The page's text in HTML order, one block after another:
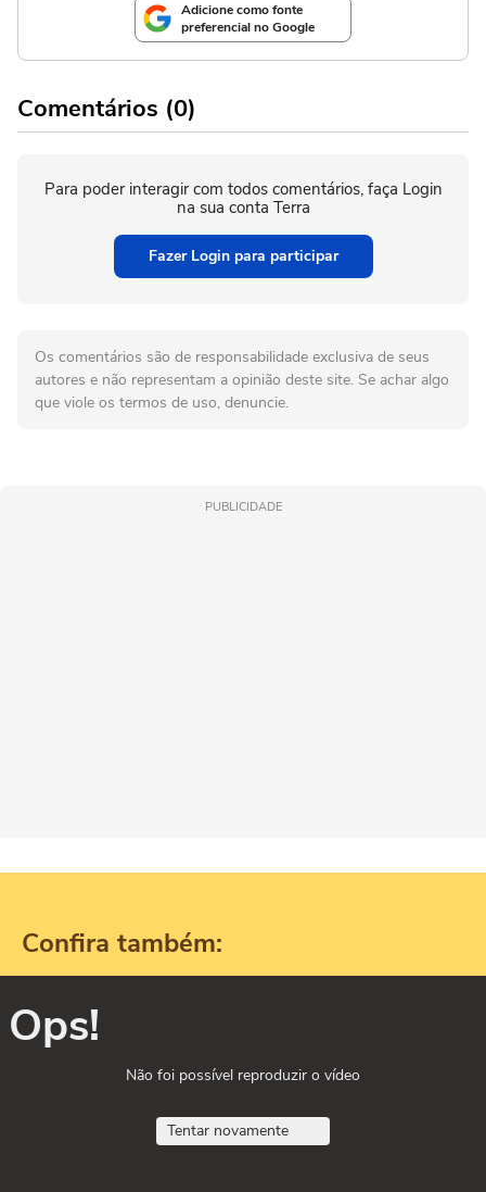
Adicione como fonte
preferencial no Google
Comentários (0)
Para poder interagir com todos comentários, faça Login
na sua conta Terra
Fazer Login para participar
Os comentários são de responsabilidade exclusiva de seus
autores e não representam a opinião deste site. Se achar algo
que viole os termos de uso, denuncie.
PUBLICIDADE
Confira também:
Ops!
Não foi possível reproduzir o vídeo
Tentar novamente